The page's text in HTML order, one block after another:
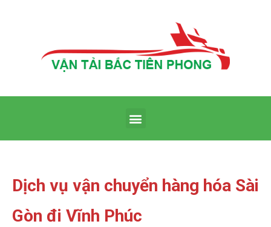
Dịch vụ vận chuyển hàng hóa Sài
Gòn đi Vĩnh Phúc